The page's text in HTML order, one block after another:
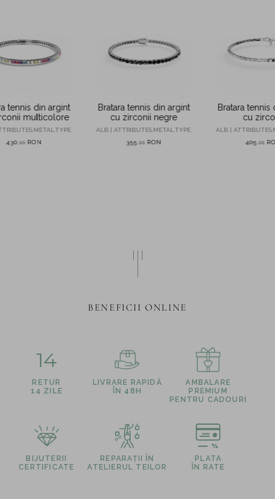
tennis din argint
multicolore
430 ,00 RON
Bratara tennis din argint
cu zirconii negre
ALB | ATTRIBUTES.METAL.TYPE.
355 00 RON
Bratara tennis
cu
ALB |
405 ,00
BENEFICII ONLINE
14
RETUR
14 ZILE
LIVRARE RAPIDĂ
ÎN 48H
AMBALARE
PREMIUM
PENTRU CADOURI
BIJUTERII
CERTIFICATE
REPARAȚII ÎN
ATELIERUL TEILOR
PLATA
ÎN RATE